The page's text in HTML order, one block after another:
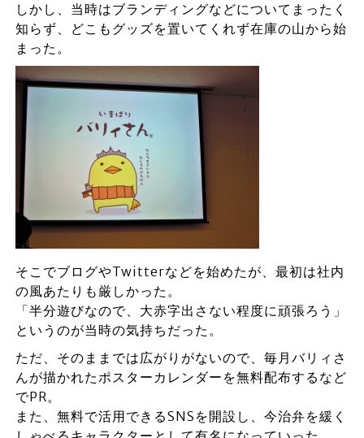
しかし、当時はブランディングなどについてまったく
知らず、どこもグッズを置いてくれず在庫の山から始
まった。
そこでブログやTwitterなどを始めたが、最初は社内
の風あたりも厳しかった。
「半分遊びなので、大赤字出さない程度に頑張ろう」
というのが当時の気持ちだった。
ただ、そのままでは広がりがないので、毎月バリィさ
んが描かれたポスターカレンダーを無料配布するなど
でPR。
また、無料で活用できるSNSを開設し、今治弁を緩く